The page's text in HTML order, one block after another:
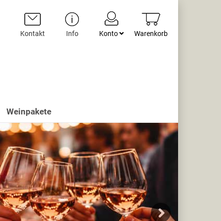
Warenkorb
Konto
Info
Kontakt
Weinpakete